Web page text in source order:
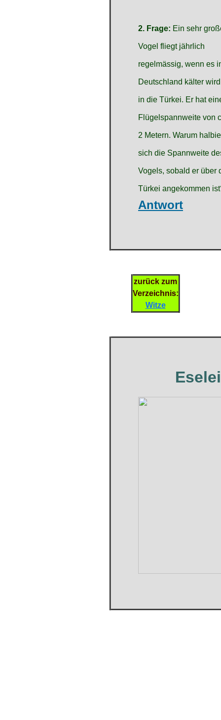
2. Frage: Ein sehr
Vogel fliegt jährlich
regelmässig, wenn es
Deutschland kälter
in die Türkei. Er hat
Flügelspannweite von
2 Metern. Warum
sich die Spannweite
Vogels, sobald er über
Türkei angekommen
Antwort
zurück zum
Verzeichnis:
Witze